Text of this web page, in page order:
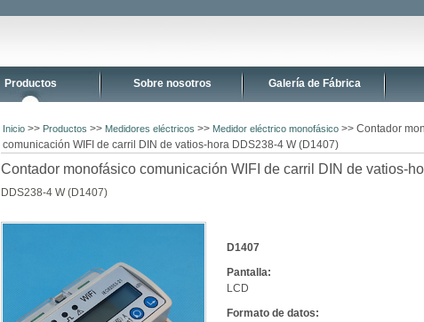
Productos Sobre nosotros Galería de Fábrica
Inicio >> Productos >> Medidores eléctricos >> Medidor eléctrico monofásico >> Contador
comunicación WIFI de carril DIN de vatios-hora DDS238-4 W (D1407)
Contador monofásico comunicación WIFI de carril DIN de vatios-
DDS238-4 W (D1407)
D1407
Pantalla:
LCD
Formato de datos: